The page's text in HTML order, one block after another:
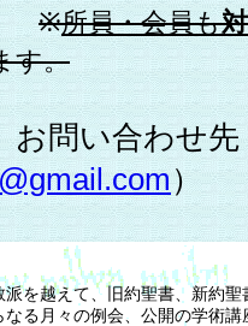
※所員・会員も
す。
わせ先：
）
派を越えて、旧約聖書、新約
なる月々の例会、公開の学術